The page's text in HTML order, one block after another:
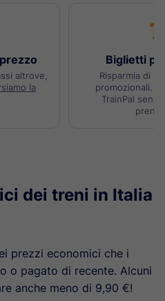
altrove,
la
Biglietti
Risparmia di
promozionali.
TrainPal
dei treni in Italia
prezzi economici che i
o pagato di recente. Alcuni
anche meno di 9,90 €!